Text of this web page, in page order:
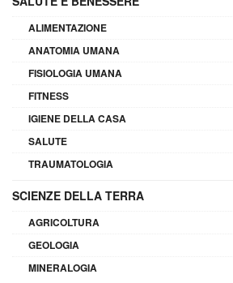
ALIMENTAZIONE
ANATOMIA UMANA
FISIOLOGIA UMANA
FITNESS
IGIENE DELLA CASA
SALUTE
TRAUMATOLOGIA
SCIENZE DELLA TERRA
AGRICOLTURA
GEOLOGIA
MINERALOGIA